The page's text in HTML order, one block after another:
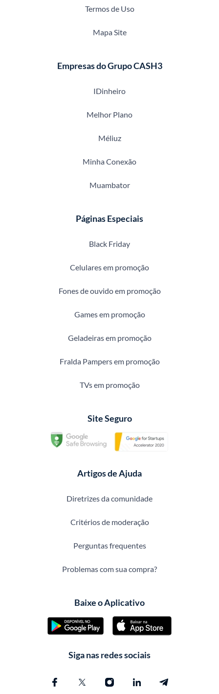
Termos de Uso
Mapa Site
Empresas do Grupo CASH3
IDinheiro
Melhor Plano
Méliuz
Minha Conexão
Muambator
Páginas Especiais
Black Friday
Celulares em promoção
Fones de ouvido em promoção
Games em promoção
Geladeiras em promoção
Fralda Pampers em promoção
TVs em promoção
Site Seguro
Artigos de Ajuda
Diretrizes da comunidade
Critérios de moderação
Perguntas frequentes
Problemas com sua compra?
Baixe o Aplicativo
Siga nas redes sociais